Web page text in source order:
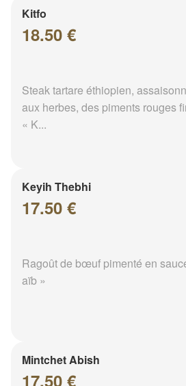
Kitfo
18.50 €
Steak tartare éthiopien,
aux herbes, des piments rouges
« K...
Keyih Thebhi
17.50 €
Ragoût de bœuf pimenté en
aïb »
Mintchet Abish
17.50 €